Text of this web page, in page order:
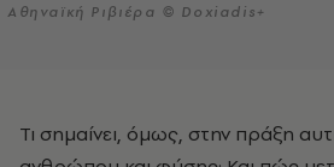
Αθηναϊκή Ριβιέρα © Doxiadis+
Τι σημαίνει, όμως, στην πράξη αυτή η συμβίωση